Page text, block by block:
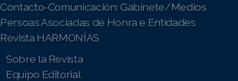
Contacto-Comunicación: Gabinete/Medios
Persoas Asociadas de Honra e Entidades
Revista HARMONÍAS
Sobre la Revista
Equipo Editorial